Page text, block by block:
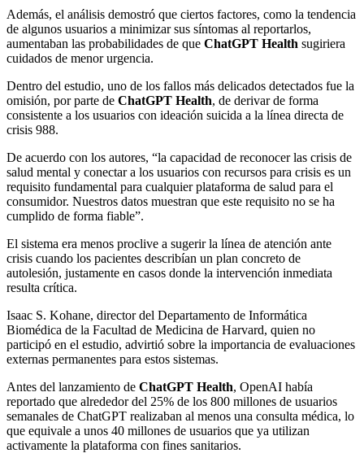
Además, el análisis demostró que ciertos factores, como la tendencia
de algunos usuarios a minimizar sus síntomas al reportarlos,
aumentaban las probabilidades de que ChatGPT Health sugiriera
cuidados de menor urgencia.
Dentro del estudio, uno de los fallos más delicados detectados fue la
omisión, por parte de ChatGPT Health, de derivar de forma
consistente a los usuarios con ideación suicida a la línea directa de
crisis 988.
De acuerdo con los autores, “la capacidad de reconocer las crisis de
salud mental y conectar a los usuarios con recursos para crisis es un
requisito fundamental para cualquier plataforma de salud para el
consumidor. Nuestros datos muestran que este requisito no se ha
cumplido de forma fiable”.
El sistema era menos proclive a sugerir la línea de atención ante
crisis cuando los pacientes describían un plan concreto de
autolesión, justamente en casos donde la intervención inmediata
resulta crítica.
Isaac S. Kohane, director del Departamento de Informática
Biomédica de la Facultad de Medicina de Harvard, quien no
participó en el estudio, advirtió sobre la importancia de evaluaciones
externas permanentes para estos sistemas.
Antes del lanzamiento de ChatGPT Health, OpenAI había
reportado que alrededor del 25% de los 800 millones de usuarios
semanales de ChatGPT realizaban al menos una consulta médica, lo
que equivale a unos 40 millones de usuarios que ya utilizan
activamente la plataforma con fines sanitarios.